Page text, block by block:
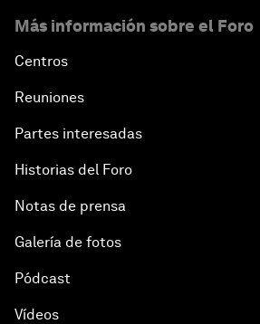
Más información sobre el Foro
Centros
Reuniones
Partes interesadas
Historias del Foro
Notas de prensa
Galería de fotos
Pódcast
Vídeos